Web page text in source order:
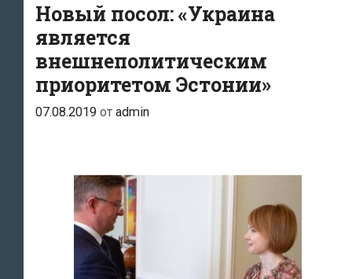
Новый посол: «Украина
является
внешнеполитическим
приоритетом Эстонии»
07.08.2019 от admin